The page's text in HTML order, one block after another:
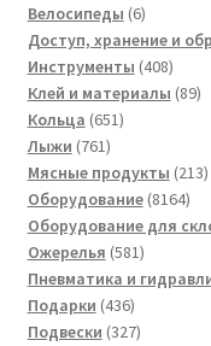
товаров
Велосипеды 66
товаров
Доступ, хранение и
Инструменты 408408
Клей и материалы 8989
Кольца 651651
Лыжи 761761
товар
Мясные продукты 213
Оборудование 81648164
Оборудование для
Ожерелья 581581
товар
Пневматика и
Подарки 436436
товаров
Подвески 327327